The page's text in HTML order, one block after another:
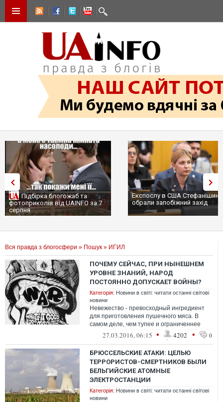
Підбірка блогожаб та
фотоприколів від UAINFO за 7
серпня
Експослу в США
обрали запобіжний захід
Вся правда з блогосфери » Пошук » ИГИЛ
ПОЧЕМУ СЕЙЧАС, ПРИ НЫНЕШНЕМ
УРОВНЕ ЗНАНИЙ, НАРОД
ПОСТОЯННО ДОПУСКАЕТ ВОЙНЫ?
Категорія: Новини в світі: читати останні світові
новини
Невежество - превосходный ингредиент
для приготовления пушечного мяса. В
самом деле, чем тупее и ограниченнее
человек, тем проще доказать ему
27.03.2016, 06:15 • 4202 • 0
БРЮССЕЛЬСКИЕ АТАКИ: ЦЕЛЬЮ
ТЕРРОРИСТОВ-СМЕРТНИКОВ БЫЛИ
БЕЛЬГИЙСКИЕ АТОМНЫЕ
ЭЛЕКТРОСТАНЦИИ
Категорія: Новини в світі: читати останні світові
новини